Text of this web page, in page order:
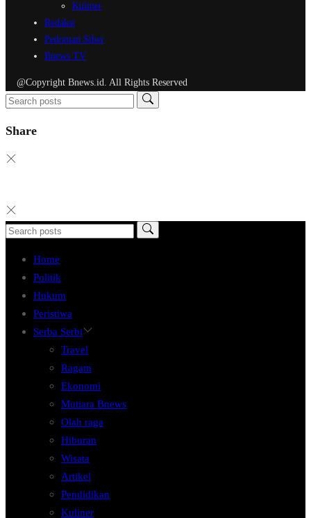
Kuliner
Redaksi
Pedoman Siber
Bnews TV
@Copyright Bnews.id. All Rights Reserved
Share
Home
Politik
Hukum
Peristiwa
Serba Serbi
Travel
Ragam
Ekonomi
Mutiara Bnews
Olah raga
Hiburan
Wisata
Artikel
Pendidikan
Kuliner